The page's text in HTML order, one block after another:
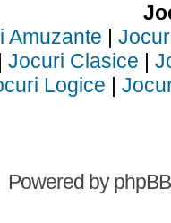
Amuzante |
| Jocuri Clasice |
Logice |
Powered byphpBB